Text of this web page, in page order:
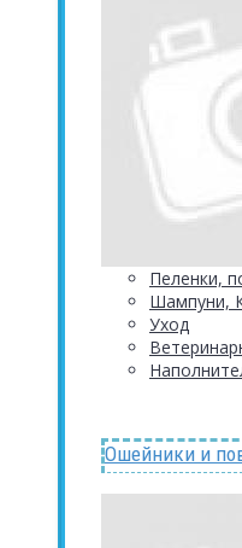
Пеленки,
Шампуни,
Уход
Ошейники и